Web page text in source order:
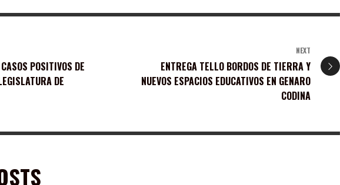
POSITIVOS DE
DE
NEXT
ENTREGA TELLO BORDOS DE TIERRA Y
NUEVOS ESPACIOS EDUCATIVOS EN GENARO
CODINA